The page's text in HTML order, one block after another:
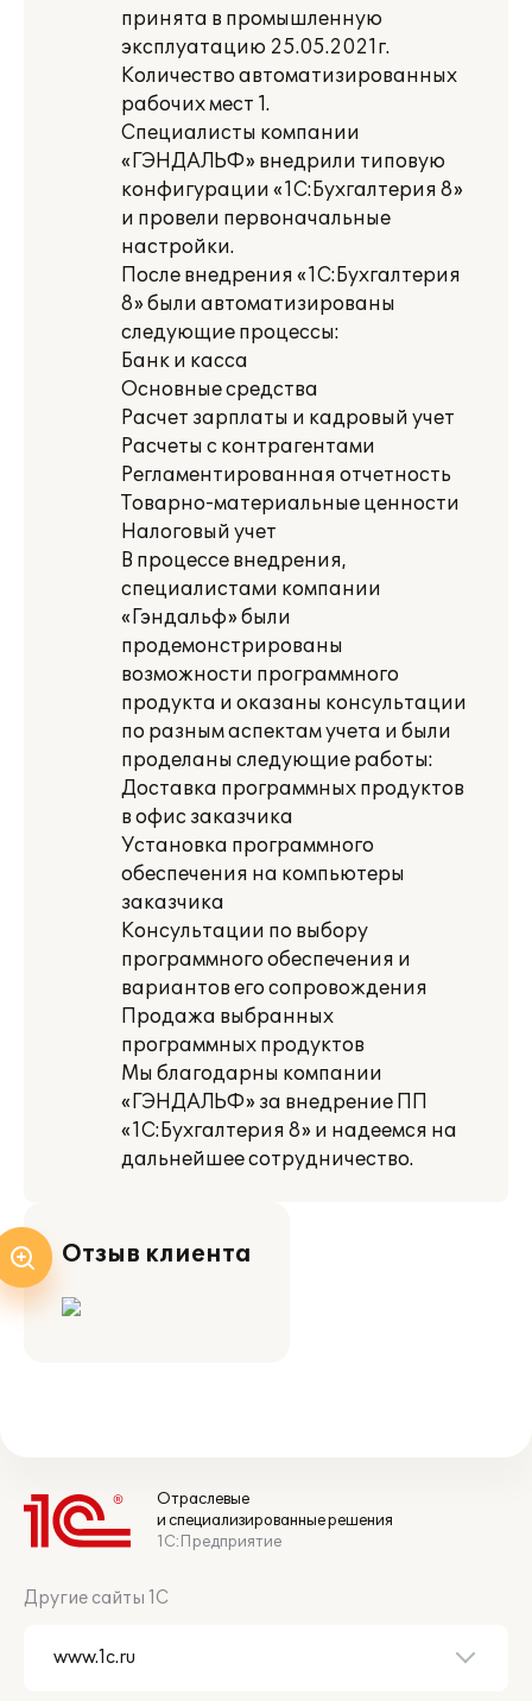
принята в промышленную
эксплуатацию 25.05.2021г.
Количество автоматизированных
рабочих мест 1.
Специалисты компании
«ГЭНДАЛЬФ» внедрили типовую
конфигурации «1С:Бухгалтерия 8»
и провели первоначальные
настройки.
После внедрения «1С:Бухгалтерия
8» были автоматизированы
следующие процессы:
Банк и касса
Основные средства
Расчет зарплаты и кадровый учет
Расчеты с контрагентами
Регламентированная отчетность
Товарно-материальные ценности
Налоговый учет
В процессе внедрения,
специалистами компании
«Гэндальф» были
продемонстрированы
возможности программного
продукта и оказаны консультации
по разным аспектам учета и были
проделаны следующие работы:
Доставка программных продуктов
в офис заказчика
Установка программного
обеспечения на компьютеры
заказчика
Консультации по выбору
программного обеспечения и
вариантов его сопровождения
Продажа выбранных
программных продуктов
Мы благодарны компании
«ГЭНДАЛЬФ» за внедрение ПП
«1С:Бухгалтерия 8» и надеемся на
дальнейшее сотрудничество.
Отзыв клиента
Отраслевые
и специализированные решения
1С:Предприятие
Другие сайты 1С